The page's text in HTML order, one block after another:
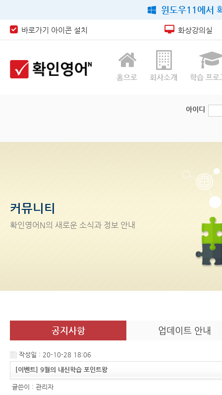
윈도우11에서
바로가기 아이콘 설치 화상강의실
홈으로 회사소개 학습 프로
아이디
커뮤니티
확인영어 N의 새로운 소식과 정보 안내
공지사항 업데이트 안내
작성일 : 20-10-28 18:06
[이벤트] 9월의 내신학습 포인트왕
글쓴이 : 관리자